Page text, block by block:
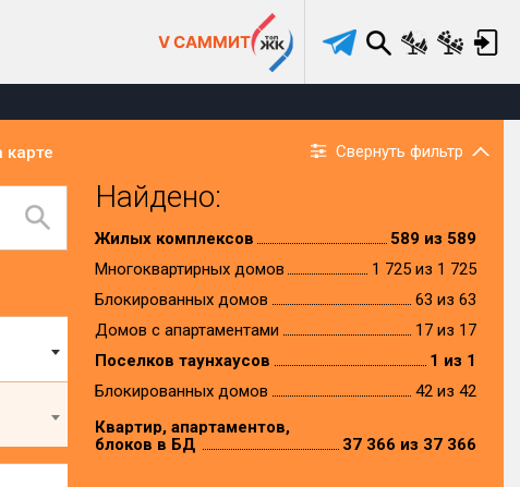
V САММИТ
карте Свернуть фильтр
Найдено:
Жилых комплексов
589 из 589
Многоквартирных домов
1 725 из 1 725
Блокированных домов
63 из 63
Домов с апартаментами
17 из 17
Поселков таунхаусов
1 из 1
Блокированных домов
42 из 42
Квартир, апартаментов,
блоков в БД
37 366 из 37 366